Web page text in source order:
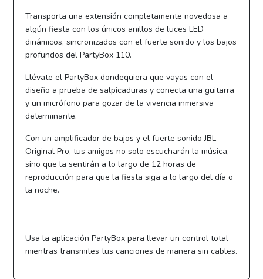
Transporta una extensión completamente novedosa a
algún fiesta con los únicos anillos de luces LED
dinámicos, sincronizados con el fuerte sonido y los bajos
profundos del PartyBox 110.
Llévate el PartyBox dondequiera que vayas con el
diseño a prueba de salpicaduras y conecta una guitarra
y un micrófono para gozar de la vivencia inmersiva
determinante.
Con un amplificador de bajos y el fuerte sonido JBL
Original Pro, tus amigos no solo escucharán la música,
sino que la sentirán a lo largo de 12 horas de
reproducción para que la fiesta siga a lo largo del día o
la noche.
Usa la aplicación PartyBox para llevar un control total
mientras transmites tus canciones de manera sin cables.